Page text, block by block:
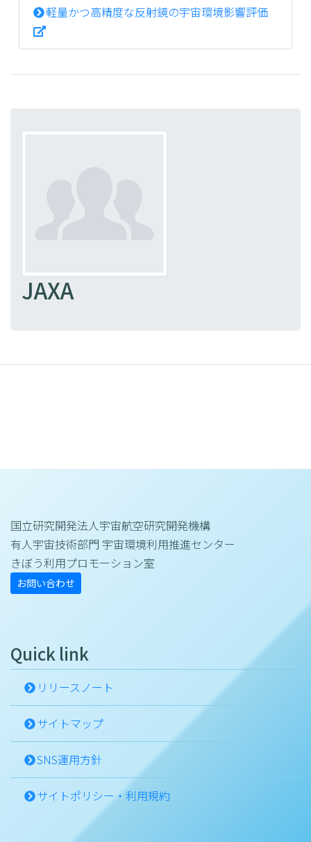
軽量かつ高精度な反射鏡の宇宙環境影響評価
JAXA
国立研究開発法人宇宙航空研究開発機構
有人宇宙技術部門 宇宙環境利用推進センター
きぼう利用プロモーション室
お問い合わせ
Quick link
リリースノート
サイトマップ
SNS運用方針
サイトポリシー・利用規約